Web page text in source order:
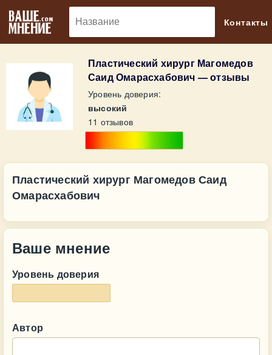
Контакты
Пластический хирург Магомедов
Саид Омарасхабович — отзывы
Уровень доверия:
высокий
11 отзывов
Пластический хирург Магомедов Саид
Омарасхабович
Ваше мнение
Уровень доверия
Автор